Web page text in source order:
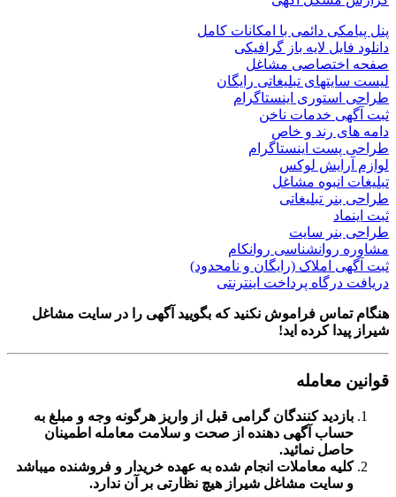
دائمی با امکانات کامل
لایه باز گرافیکی
مشاغل
تبلیغاتی رایگان
اینستاگرام
خدمات ناخن
رند و خاص
اینستاگرام
لوکس
مشاغل
تبلیغاتی
سایت
روانکام
املاک (رایگان و نامحدود)
پرداخت اینترنتی
فراموش نکنید که بگویید آگهی را درسایت مشاغل
کرده اید!
کنندگان گرامی قبل از واریز هرگونه وجه و مبلغ به
آگهی دهنده از صحت و سلامت معامله اطمینان
نمائید.
معاملات انجام شده به عهده خریدار و فروشنده میباشد
سایت مشاغل شیرازهیچ نظارتی بر آن ندارد.